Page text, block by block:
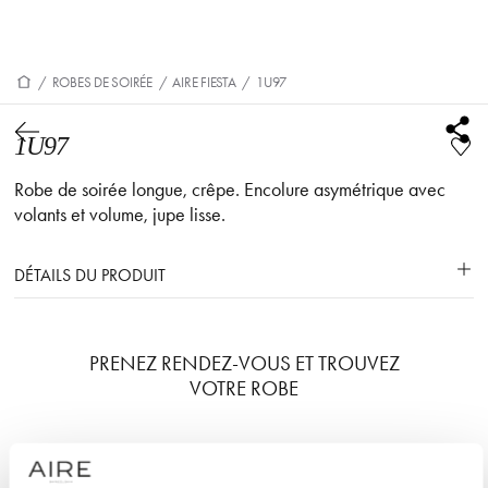
/ ROBES DE SOIRÉE / AIRE FIESTA / 1U97
1U97
Robe de soirée longue, crêpe. Encolure asymétrique avec
volants et volume, jupe lisse.
DÉTAILS DU PRODUIT
PRENEZ RENDEZ-VOUS ET TROUVEZ
VOTRE ROBE